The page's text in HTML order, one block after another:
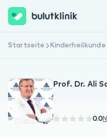
Jetzt registrieren
Startseite Kinderheilkunde
Prof. Dr. Ali
0.0